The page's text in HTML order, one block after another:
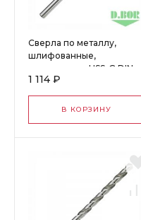
Сверла по металлу,
шлифованные,
удлиненные, HSS-G DIN
340, 3,1*69/106 (10 шт.)
"D.BOR" W-005-4400310
1 114 ₽
В КОРЗИНУ